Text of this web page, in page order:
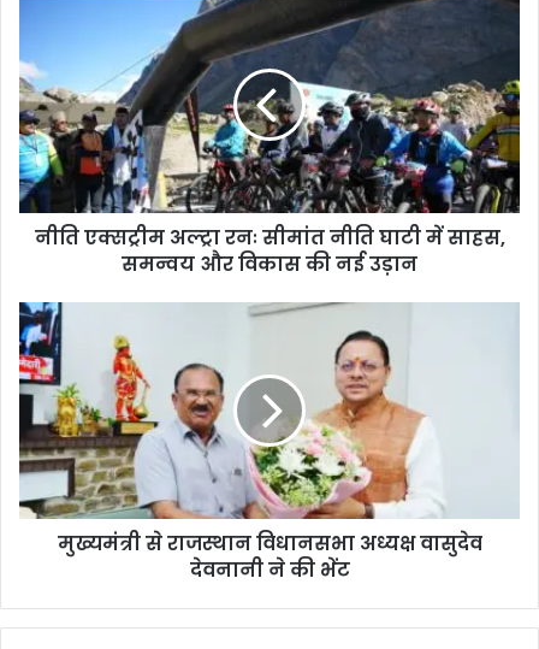
नीति एक्सट्रीम अल्ट्रा रनः सीमांत नीति घाटी में साहस,
समन्वय और विकास की नई उड़ान
मुख्यमंत्री से राजस्थान विधानसभा अध्यक्ष वासुदेव
देवनानी ने की भेंट